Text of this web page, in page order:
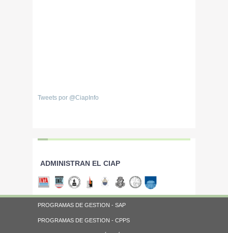
Tweets por @CiapInfo
ADMINISTRAN EL CIAP
PROGRAMAS DE GESTION - SAP
PROGRAMAS DE GESTION - CPPS